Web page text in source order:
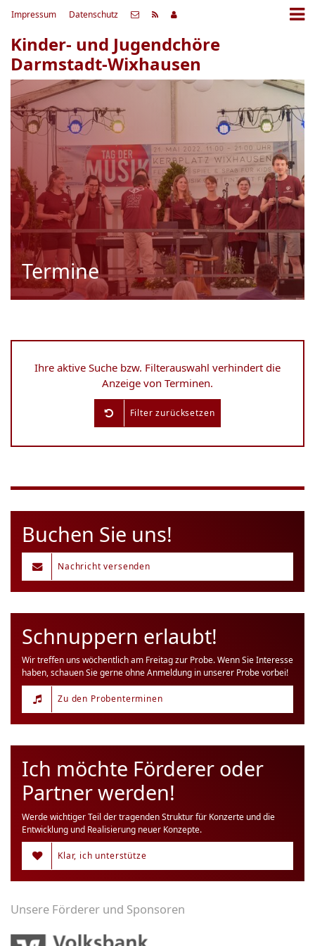
Impressum Datenschutz
Kinder- und Jugendchöre
Darmstadt-Wixhausen
Termine
Ihre aktive Suche bzw. Filterauswahl verhindert die
Anzeige von Terminen.
Filter zurücksetzen
Buchen Sie uns!
Nachricht versenden
Schnuppern erlaubt!
Wir treffen uns wöchentlich am Freitag zur Probe. Wenn Sie Interesse
haben, schauen Sie gerne ohne Anmeldung in unserer Probe vorbei!
Zu den Probenterminen
Ich möchte Förderer oder
Partner werden!
Werde wichtiger Teil der tragenden Struktur für Konzerte und die
Entwicklung und Realisierung neuer Konzepte.
Klar, ich unterstütze
Unsere Förderer und Sponsoren